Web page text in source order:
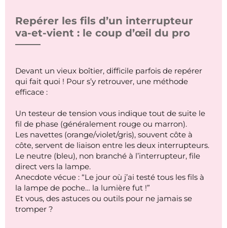
Repérer les fils d’un interrupteur
va-et-vient : le coup d’œil du pro
Devant un vieux boîtier, difficile parfois de repérer
qui fait quoi ! Pour s’y retrouver, une méthode
efficace :
Un testeur de tension vous indique tout de suite le
fil de phase (généralement rouge ou marron).
Les navettes (orange/violet/gris), souvent côte à
côte, servent de liaison entre les deux interrupteurs.
Le neutre (bleu), non branché à l’interrupteur, file
direct vers la lampe.
Anecdote vécue : “Le jour où j’ai testé tous les fils à
la lampe de poche… la lumière fut !”
Et vous, des astuces ou outils pour ne jamais se
tromper ?